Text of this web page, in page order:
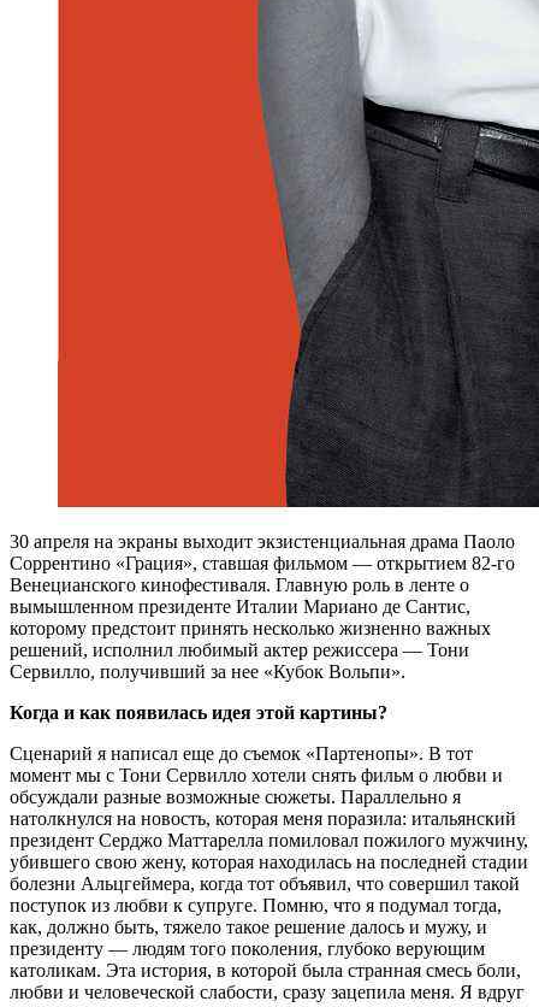
30 апреля на экраны выходит экзистенциальная драма Паоло
Соррентино «Грация», ставшая фильмом — открытием 82-го
Венецианского кинофестиваля. Главную роль в ленте о
вымышленном президенте Италии Мариано де Сантис,
которому предстоит принять несколько жизненно важных
решений, исполнил любимый актер режиссера — Тони
Сервилло, получивший за нее «Кубок Вольпи».
Когда и как появилась идея этой картины?
Сценарий я написал еще до съемок «Партенопы». В тот
момент мы с Тони Сервилло хотели снять фильм о любви и
обсуждали разные возможные сюжеты. Параллельно я
натолкнулся на новость, которая меня поразила: итальянский
президент Серджо Маттарелла помиловал пожилого мужчину,
убившего свою жену, которая находилась на последней стадии
болезни Альцгеймера, когда тот объявил, что совершил такой
поступок из любви к супруге. Помню, что я подумал тогда,
как, должно быть, тяжело такое решение далось и мужу, и
президенту — людям того поколения, глубоко верующим
католикам. Эта история, в которой была странная смесь боли,
любви и человеческой слабости, сразу зацепила меня. Я вдруг